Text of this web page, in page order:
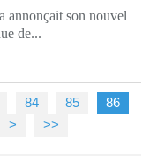
annonçait son nouvel
de...
84 85
86
100
200
300
> >>